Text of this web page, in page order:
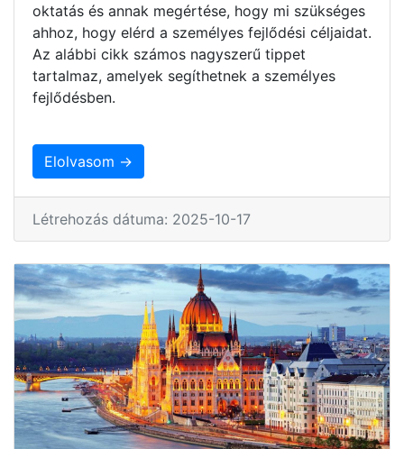
oktatás és annak megértése, hogy mi szükséges
ahhoz, hogy elérd a személyes fejlődési céljaidat.
Az alábbi cikk számos nagyszerű tippet
tartalmaz, amelyek segíthetnek a személyes
fejlődésben.
Elolvasom →
Létrehozás dátuma: 2025-10-17